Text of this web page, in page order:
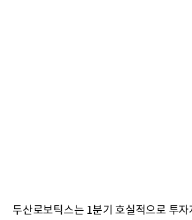
두산로보틱스는 1분기 호실적으로 투